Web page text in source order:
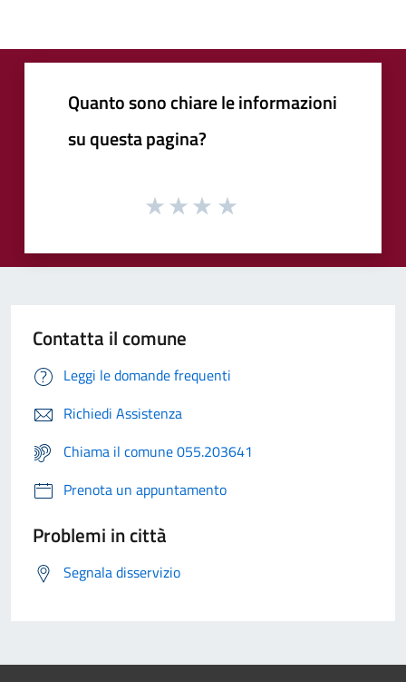
Quanto sono chiare le informazioni
su questa pagina?
Contatta il comune
Leggi le domande frequenti
Richiedi Assistenza
Chiama il comune 055.203641
Prenota un appuntamento
Problemi in città
Segnala disservizio